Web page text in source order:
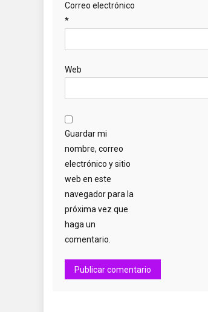
Correo electrónico
*
Web
Guardar mi
nombre, correo
electrónico y sitio
web en este
navegador para la
próxima vez que
haga un
comentario.